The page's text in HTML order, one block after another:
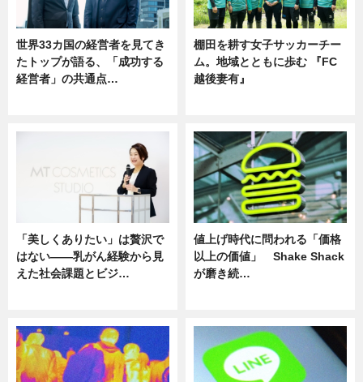
世界33カ国の経営者を見てき
たトップが語る、「成功する
経営者」の共通点…
棚田を耕す女子サッカーチー
ム。地域とともに歩む 『FC
越後妻有』
「美しくありたい」は贅沢で
はない――乳がん経験から見
えた社会課題とビジ…
値上げ時代に問われる「価格
以上の価値」 Shake Shack
が磨き続…